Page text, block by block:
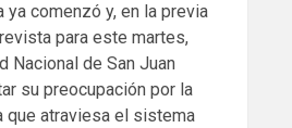
ya comenzó y, en la previa
para este martes,
Nacional de San Juan
su preocupación por la
que atraviesa el sistema